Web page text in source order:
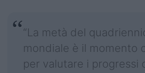
“La metà del
mondiale è il momento
per valutare i progressi